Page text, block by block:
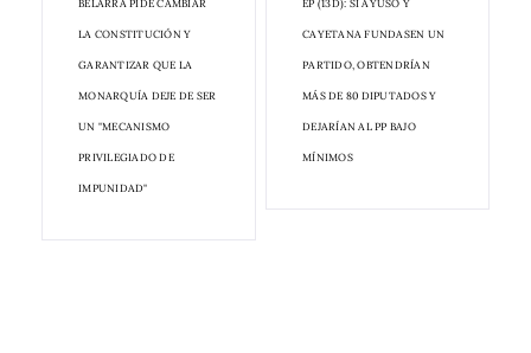
BELARRA PIDE CAMBIAR
LA CONSTITUCIÓN Y
GARANTIZAR QUE LA
MONARQUÍA DEJE DE SER
UN "MECANISMO
PRIVILEGIADO DE
IMPUNIDAD"
EP (13D): SI AYUSO Y
CAYETANA FUNDASEN UN
PARTIDO, OBTENDRÍAN
MÁS DE 80 DIPUTADOS Y
DEJARÍAN AL PP BAJO
MÍNIMOS